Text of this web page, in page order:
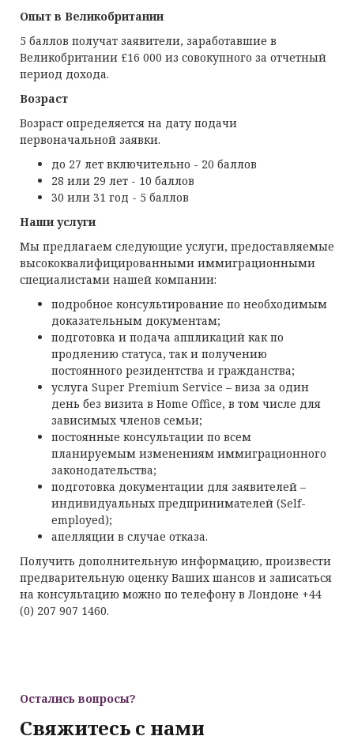
Опыт в Великобритании
5 баллов получат заявители, заработавшие в
Великобритании £16 000 из совокупного за отчетный
период дохода.
Возраст
Возраст определяется на дату подачи
первоначальной заявки.
до 27 лет включительно - 20 баллов
28 или 29 лет - 10 баллов
30 или 31 год - 5 баллов
Наши услуги
Мы предлагаем следующие услуги, предоставляемые
высококвалифицированными иммиграционными
специалистами нашей компании:
подробное консультирование по необходимым
доказательным документам;
подготовка и подача аппликаций как по
продлению статуса, так и получению
постоянного резидентства и гражданства;
услуга Super Premium Service – виза за один
день без визита в Home Office, в том числе для
зависимых членов семьи;
постоянные консультации по всем
планируемым изменениям иммиграционного
законодательства;
подготовка документации для заявителей –
индивидуальных предпринимателей (Self-
employed);
апелляции в случае отказа.
Получить дополнительную информацию, произвести
предварительную оценку Ваших шансов и записаться
на консультацию можно по телефону в Лондоне +44
(0) 207 907 1460.
Остались вопросы?
Свяжитесь с нами